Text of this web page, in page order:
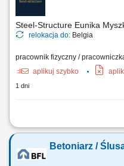
prace ślusarskie i...
Steel-Structure Eunika
relokacja do: Belgia
pracownik fizyczny /
aplikuj szybko
1 dni
Zakres obowiązków montaż
elementów, wiercenie, cięcie
montażu, wykonywanie
Betoniarz /